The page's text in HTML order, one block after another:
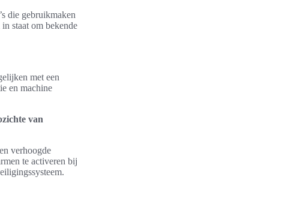
die gebruikmaken
staat om bekende
met een
en machine
van
verhoogde
te activeren bij